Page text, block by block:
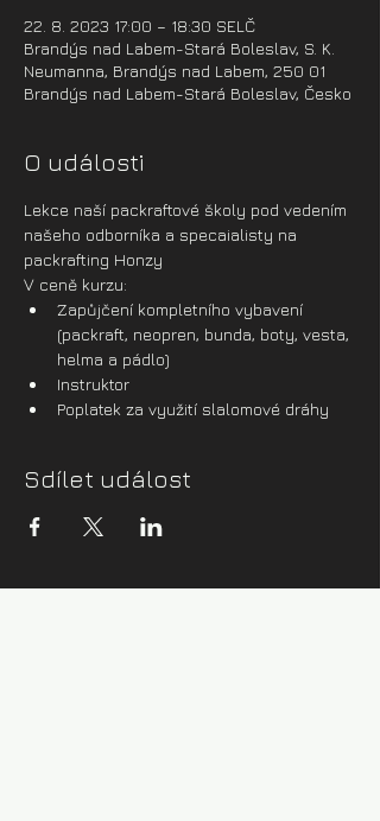
22. 8. 2023 17:00 – 18:30 SELČ
Brandýs nad Labem-Stará Boleslav, S. K.
Neumanna, Brandýs nad Labem, 250 01
Brandýs nad Labem-Stará Boleslav, Česko
O události
Lekce naší packraftové školy pod vedením
našeho odborníka a specaialisty na
packrafting Honzy
V ceně kurzu:
Zapůjčení kompletního vybavení
(packraft, neopren, bunda, boty, vesta,
helma a pádlo)
Instruktor
Poplatek za využití slalomové dráhy
Sdílet událost